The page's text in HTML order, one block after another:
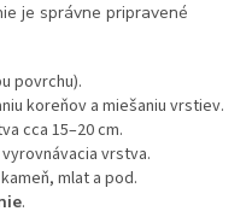
je správne pripravené
povrchu).
koreňov a miešaniu vrstiev.
cca 15–20 cm.
vrstva.
mlat a pod.
.